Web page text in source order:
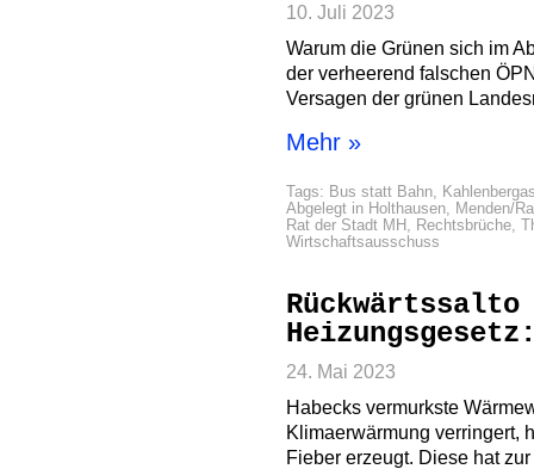
10. Juli 2023
Warum die Grünen sich im
der verheerend falschen
Versagen der grünen
Mehr »
Tags: Bus statt Bahn,
Abgelegt in Holthausen, Menden/
Rat der Stadt MH , Rechtsbrüche,
Wirtschaftsausschuss
Rückwärtssalto
24. Mai 2023
Habecks vermurkste
Klimaerwärmung verringert,
Fieber erzeugt. Diese hat